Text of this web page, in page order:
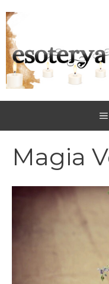
al
contenuto
Magia